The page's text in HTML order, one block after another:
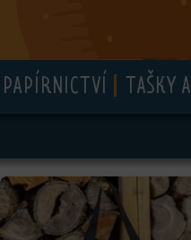
PAPÍRNICTVÍ TAŠKY